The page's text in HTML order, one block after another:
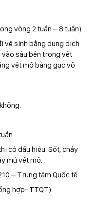
vòng 2 tuần – 8 tuần)
vệ sinh bằng dung dịch
sâu bên trong vết
vết mổ bằng gạc vô
có dấu hiệu: Sốt, chảy
mủ vết mổ.
– Trung tâm Quốc tế
hợp- TTQT):